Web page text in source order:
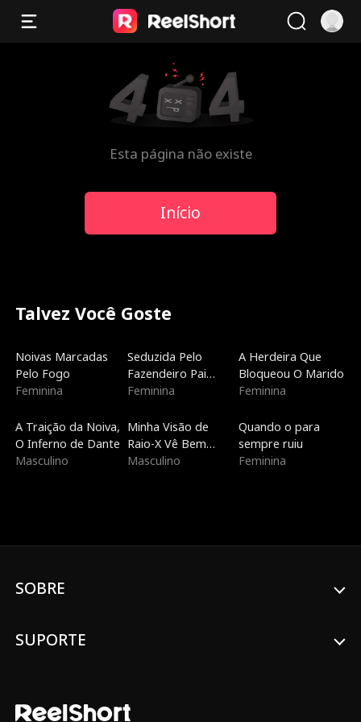
Esta página não existe
Início
Talvez Você Goste
Noivas Marcadas
Pelo Fogo
Feminina
Seduzida Pelo
Fazendeiro Pai
Solteiro
Feminina
A Herdeira Que
Bloqueou O Marido
Feminina
A Traição da Noiva,
O Inferno de Dante
Masculino
Minha Visão de
Raio-X Vê Bem
Através de Você
Masculino
Quando o para
sempre ruiu
Feminina
SOBRE
SUPORTE